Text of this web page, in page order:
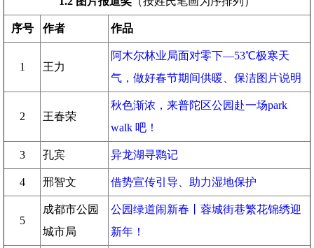
序号 作者 作品
1 王力
阿木尔林业局面对零下—53℃极寒天
气，做好春节期间供暖、保洁图片说明
2 王春荣
秋色渐浓，来普陀区公园赴一场park
walk 吧！
3 孔宾 异龙湖寻鹮记
4 邢智文 借势宣传引导、助力湿地保护
5
成都市公园
城市局
公园绿道闹新春丨蓉城街巷繁花锦绣迎
新年！